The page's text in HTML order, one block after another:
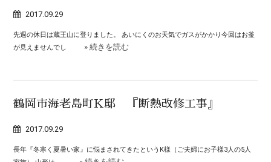
2017.09.29
先週の休日は蔵王山に登りました。 あいにくのお天気でガスがかかり今回はお釜
が見えませんでし
» 続きを読む
鶴岡市海老島町K邸 『断熱改修工事』
2017.09.29
長年『冬寒く夏暑い家』に悩まされてきたというK様（ご夫婦にお子様3人の5人